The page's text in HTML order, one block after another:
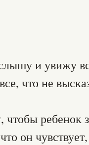
и увижу
что не
чтобы ребенок
он